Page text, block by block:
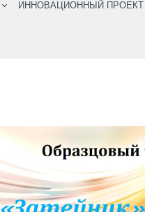
ИННОВАЦИОННЫЙ ПРОЕКТ